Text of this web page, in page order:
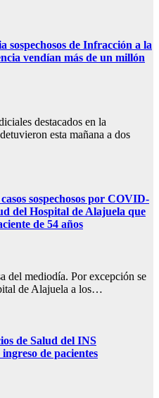
sospechosos de Infracción a la
vendían más de un millón
destacados en la
esta mañana a dos
sospechosos por COVID-
del Hospital de Alajuela que
de 54 años
del mediodía. Por excepción se
de Alajuela a los…
de Salud del INS
de pacientes